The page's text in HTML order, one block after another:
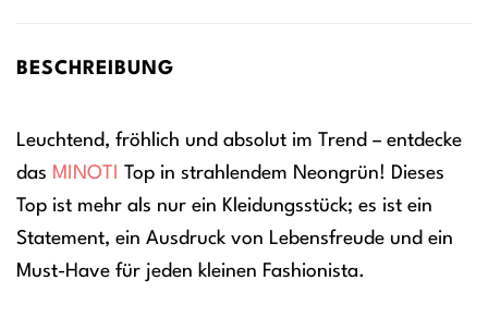
BESCHREIBUNG
Leuchtend, fröhlich und absolut im Trend – entdecke
das MINOTI
Top in strahlendem Neongrün! Dieses
Top ist mehr als nur ein Kleidungsstück; es ist ein
Statement, ein Ausdruck von Lebensfreude und ein
Must-Have für jeden kleinen Fashionista.